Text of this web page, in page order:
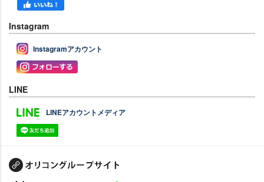
Instagram
Instagramアカウント
LINE
LINEアカウントメディア